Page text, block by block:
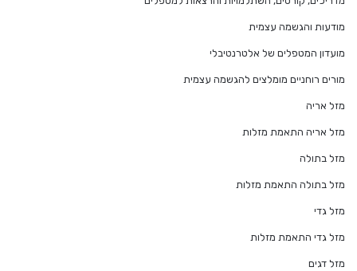
מודעות והגשמה עצמית
מועדון המטפלים של אלטרנטיבלי
מורים רוחניים מומלצים להגשמה עצמית
מזל אריה
מזל אריה התאמת מזלות
מזל בתולה
מזל בתולה התאמת מזלות
מזל גדי
מזל גדי התאמת מזלות
מזל דגים